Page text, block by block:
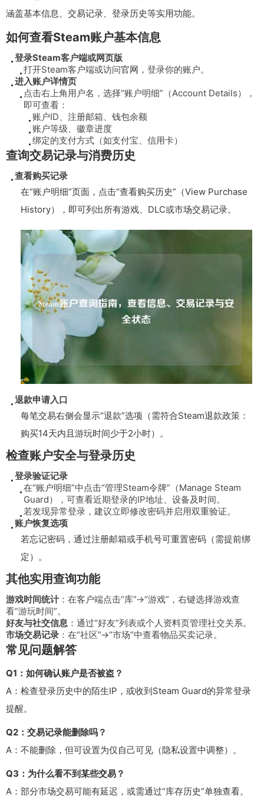
涵盖基本信息、交易记录、登录历史等实用功能。
如何查看Steam账户基本信息
登录Steam客户端或网页版
打开Steam客户端或访问官网 ，登录你的账户。
进入账户详情页
点击右上角用户名，选择“账户明细”（Account Details），
即可查看：
账户ID、注册邮箱、钱包余额
账户等级、徽章进度
绑定的支付方式（如支付宝、信用卡）
查询交易记录与消费历史
查看购买记录
在“账户明细”页面，点击“查看购买历史”（View Purchase
History），即可列出所有游戏、DLC或市场交易记录。
退款申请入口
每笔交易右侧会显示“退款”选项（需符合Steam退款政策：
购买14天内且游玩时间少于2小时）。
检查账户安全与登录历史
登录验证记录
在“账户明细”中点击“管理Steam令牌”（Manage Steam
Guard），可查看近期登录的IP地址、设备及时间。
若发现异常登录，建议立即修改密码并启用双重验证。
账户恢复选项
若忘记密码，通过注册邮箱或手机号可重置密码（需提前绑
定）。
其他实用查询功能
游戏时间统计：在客户端点击“库”→“游戏”，右键选择游戏查
看“游玩时间”。
好友与社交信息 ：通过“好友”列表或个人资料页管理社交关系。
市场交易记录 ：在“社区”→“市场”中查看物品买卖记录。
常见问题解答
Q1：如何确认账户是否被盗？
A：检查登录历史中的陌生IP，或收到Steam Guard的异常登录
提醒。
Q2：交易记录能删除吗？
A：不能删除，但可设置为仅自己可见（隐私设置中调整）。
Q3：为什么看不到某些交易？
A：部分市场交易可能有延迟，或需通过“库存历史”单独查看。